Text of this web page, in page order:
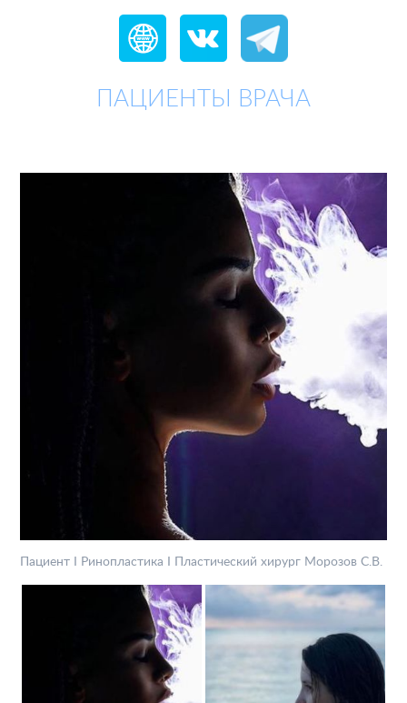
ПАЦИЕНТЫ ВРАЧА
Пациент I Ринопластика I Пластический хирург Морозов С.В.